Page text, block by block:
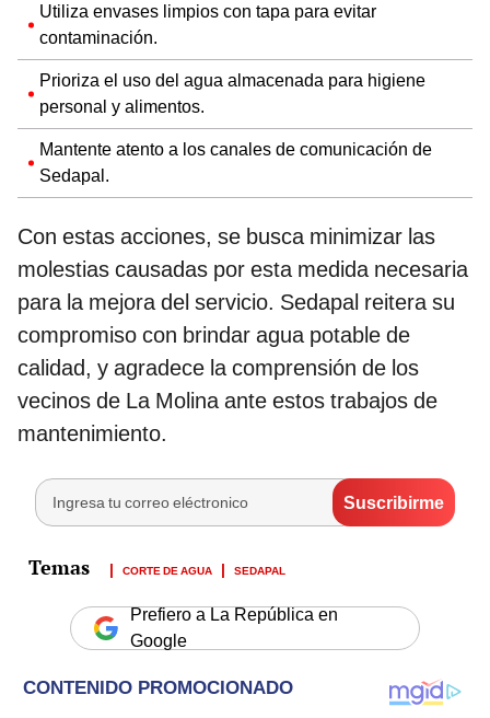
Utiliza envases limpios con tapa para evitar
contaminación.
Prioriza el uso del agua almacenada para higiene
personal y alimentos.
Mantente atento a los canales de comunicación de
Sedapal.
Con estas acciones, se busca minimizar las
molestias causadas por esta medida necesaria
para la mejora del servicio. Sedapal reitera su
compromiso con brindar agua potable de
calidad, y agradece la comprensión de los
vecinos de La Molina ante estos trabajos de
mantenimiento.
CORTE DE AGUA SEDAPAL
Prefiero a La República en
Google